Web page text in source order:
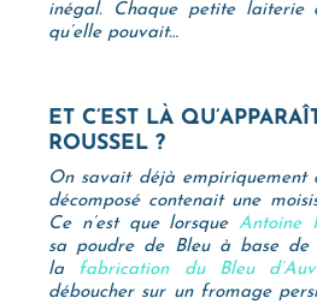
inégal. Chaque petite
qu’elle pouvait…
ET C’EST LÀ
ROUSSEL ?
On savait déjà empiriquement
décomposé contenait une
Ce n’est que lorsque Antoine
sa poudre de Bleu à base de
la
fabrication du Bleu
déboucher sur un fromage